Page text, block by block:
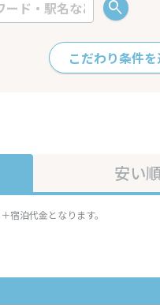
こだわり条件
安い
宿泊代金となります。